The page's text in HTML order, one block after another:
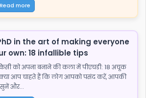
Read more
in the art of making everyone
own: 18 infallible tips
को अपना बनाने की कला में पीएचडी: 18 अचूक
क्या आप चाहते हैं कि लोग आपको पसंद करें, आपकी
सुनें और...